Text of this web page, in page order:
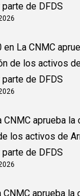
de DFDS
en La CNMC
de los activos
de DFDS
CNMC aprueba
los activos de
de DFDS
CNMC aprueba la